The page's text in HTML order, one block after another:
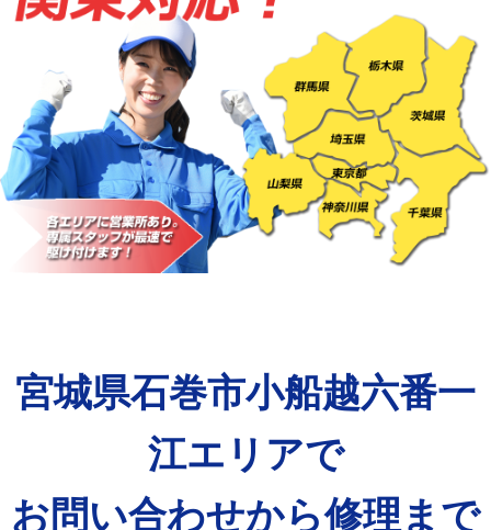
用/3ｍまで)
給水管工事※（塩ビ管（VP・HI）使
用（追加）/3ｍ超え)
+8,800円
給水管工事※（ライニング鋼管・銅
管・ポリ管・HT管使用/3ｍまで)
44,000円
給水管工事※（ライニング鋼管・銅
管・ポリ管・HT管使用/3ｍ超え)
+8,800円
マス交換（土の掘削・埋め戻し作業）
コンクリート斫り（厚さ10㎝まで） 27,500円
コンクリート斫り（厚さ10㎝超え） 38,500円
モルタル補修（厚さ10㎝超え） 38,500円
宮城県石巻市小船越六番一
江エリアで
お問い合わせから修理まで